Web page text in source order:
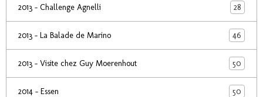
2013 - Challenge Agnelli 28
2013 - La Balade de Marino 46
2013 - Visite chez Guy Moerenhout 50
2014 - Essen 50